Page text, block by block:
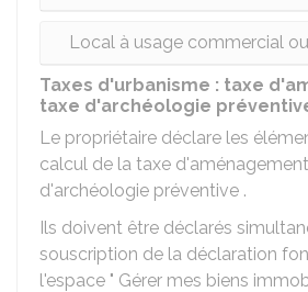
Local à usage commercial
Taxes d'urbanisme : taxe
taxe d'archéologie
Le propriétaire déclare les
calcul de la taxe
d'archéologie préventive .
Ils doivent être déclarés
souscription de la déclaration
l'espace " Gérer mes biens